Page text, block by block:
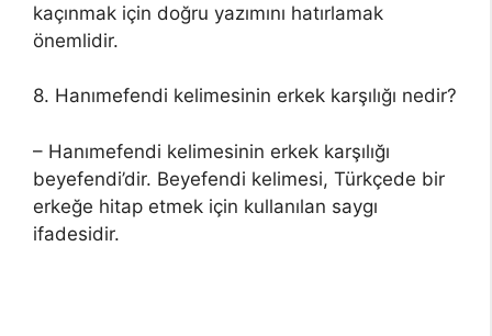
kaçınmak için doğru yazımını hatırlamak
önemlidir.
8. Hanımefendi kelimesinin erkek karşılığı nedir?
– Hanımefendi kelimesinin erkek karşılığı
beyefendi’dir. Beyefendi kelimesi, Türkçede bir
erkeğe hitap etmek için kullanılan saygı
ifadesidir.